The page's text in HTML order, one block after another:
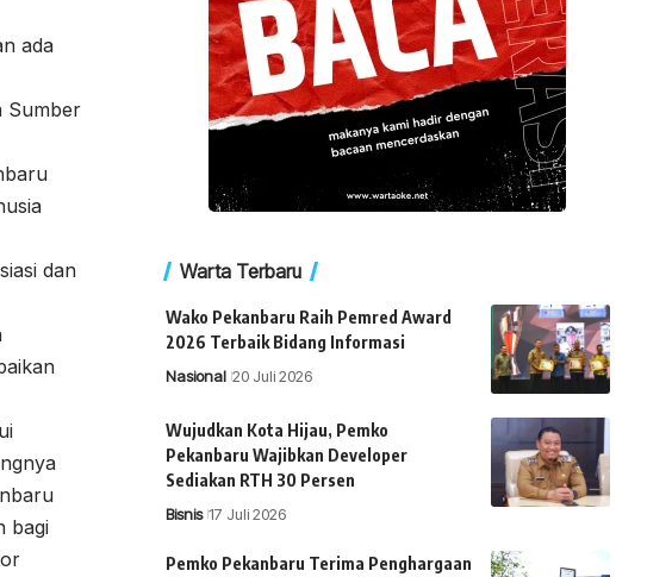
ada
Sumber
dan
bagi
Warta Terbaru
Wako Pekanbaru Raih Pemred Award
2026 Terbaik Bidang Informasi
Nasional 20 Juli 2026
Wujudkan Kota Hijau, Pemko
Pekanbaru Wajibkan Developer
Sediakan RTH 30 Persen
Bisnis 17 Juli 2026
Pemko Pekanbaru Terima Penghargaan